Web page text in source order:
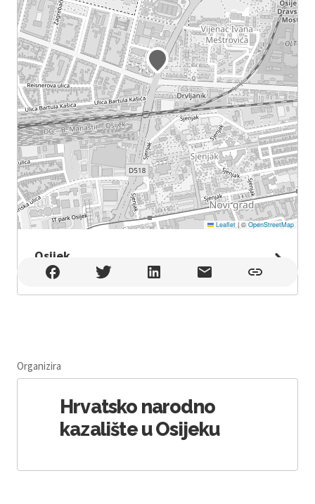
Leaflet |©OpenStreetMap
Osijek
Osijek , OSIJEK
Organizira
Hrvatsko narodno
kazalište u Osijeku